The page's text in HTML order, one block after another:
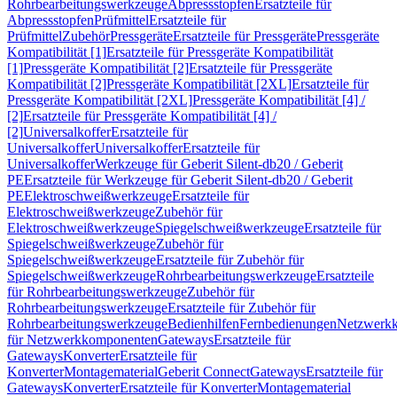
RohrbearbeitungswerkzeugeAbpressstopfenErsatzteile für
AbpressstopfenPrüfmittelErsatzteile für
PrüfmittelZubehörPressgeräteErsatzteile für PressgerätePressgeräte
Kompatibilität [1]Ersatzteile für Pressgeräte Kompatibilität
[1]Pressgeräte Kompatibilität [2]Ersatzteile für Pressgeräte
Kompatibilität [2]Pressgeräte Kompatibilität [2XL]Ersatzteile für
Pressgeräte Kompatibilität [2XL]Pressgeräte Kompatibilität [4] /
[2]Ersatzteile für Pressgeräte Kompatibilität [4] /
[2]UniversalkofferErsatzteile für
UniversalkofferUniversalkofferErsatzteile für
UniversalkofferWerkzeuge für Geberit Silent-db20 / Geberit
PEErsatzteile für Werkzeuge für Geberit Silent-db20 / Geberit
PEElektroschweißwerkzeugeErsatzteile für
ElektroschweißwerkzeugeZubehör für
ElektroschweißwerkzeugeSpiegelschweißwerkzeugeErsatzteile für
SpiegelschweißwerkzeugeZubehör für
SpiegelschweißwerkzeugeErsatzteile für Zubehör für
SpiegelschweißwerkzeugeRohrbearbeitungswerkzeugeErsatzteile
für RohrbearbeitungswerkzeugeZubehör für
RohrbearbeitungswerkzeugeErsatzteile für Zubehör für
RohrbearbeitungswerkzeugeBedienhilfenFernbedienungen
für NetzwerkkomponentenGatewaysErsatzteile für
GatewaysKonverterErsatzteile für
KonverterMontagematerialGeberit ConnectGatewaysErsatzteile für
GatewaysKonverterErsatzteile für KonverterMontagematerial